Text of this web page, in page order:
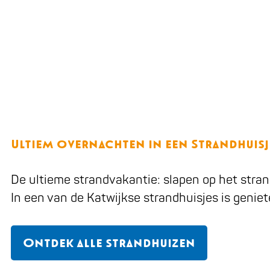
Ultiem overnachten in een
De ultieme strandvakantie: slapen op het
In een van de Katwijkse strandhuisjes is
Ontdek alle strandhuizen